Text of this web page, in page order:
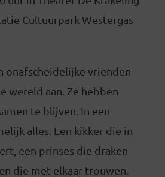
Cultuurpark Westergas
onafscheidelijke vrienden
wereld aan. Ze hebben
te blijven. In een
alles. Een kikker die in
een prinses die draken
die met elkaar trouwen.